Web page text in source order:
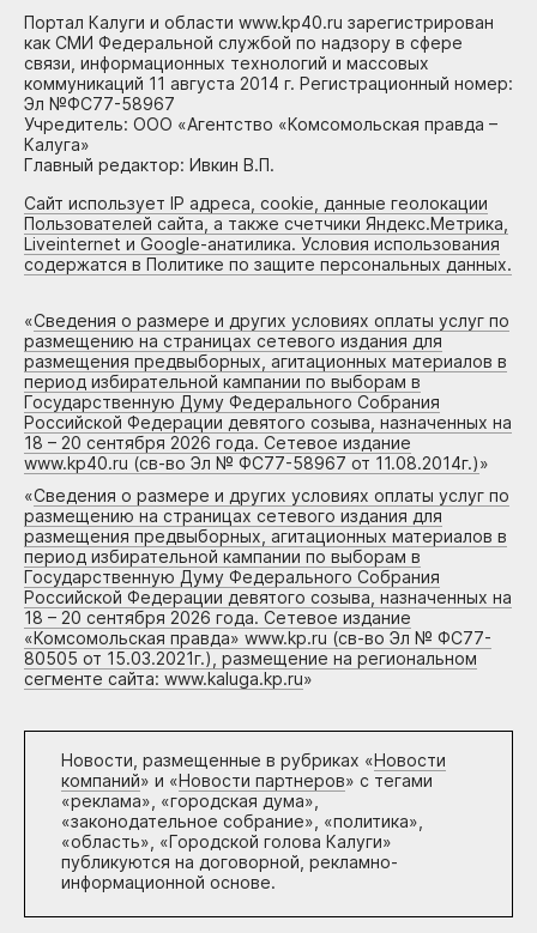
Портал Калуги и области www.kp40.ru зарегистрирован
как СМИ Федеральной службой по надзору в сфере
связи, информационных технологий и массовых
коммуникаций 11 августа 2014 г. Регистрационный номер:
Эл №ФС77-58967
Учредитель: ООО «Агентство «Комсомольская правда –
Калуга»
Главный редактор: Ивкин В.П.
Сайт использует IP адреса, cookie, данные геолокации
Пользователей сайта, а также счетчики Яндекс.Метрика,
Liveinternet и Google-анатилика. Условия использования
содержатся в Политике по защите персональных данных.
«Сведения о размере и других условиях оплаты услуг по
размещению на страницах сетевого издания для
размещения предвыборных, агитационных материалов в
период избирательной кампании по выборам в
Государственную Думу Федерального Собрания
Российской Федерации девятого созыва, назначенных на
18 – 20 сентября 2026 года. Сетевое издание
www.kp40.ru (св-во Эл № ФС77-58967 от 11.08.2014г.)»
«Сведения о размере и других условиях оплаты услуг по
размещению на страницах сетевого издания для
размещения предвыборных, агитационных материалов в
период избирательной кампании по выборам в
Государственную Думу Федерального Собрания
Российской Федерации девятого созыва, назначенных на
18 – 20 сентября 2026 года. Сетевое издание
«Комсомольская правда» www.kp.ru (св-во Эл № ФС77-
80505 от 15.03.2021г.), размещение на региональном
сегменте сайта: www.kaluga.kp.ru»
Новости, размещенные в рубриках «Новости
компаний» и «Новости партнеров» с тегами
«реклама», «городская дума»,
«законодательное собрание», «политика»,
«область», «Городской голова Калуги»
публикуются на договорной, рекламно-
информационной основе.